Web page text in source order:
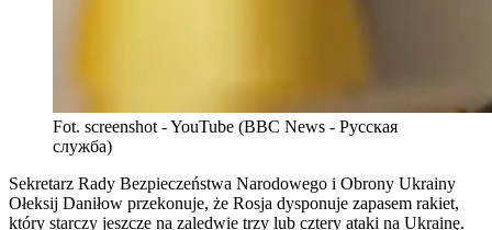
Fot. screenshot - YouTube (BBC News - Русская
служба)
Sekretarz Rady Bezpieczeństwa Narodowego i Obrony Ukrainy
Ołeksij Daniłow przekonuje, że Rosja dysponuje zapasem rakiet,
który starczy jeszcze na zaledwie trzy lub cztery ataki na Ukrainę.